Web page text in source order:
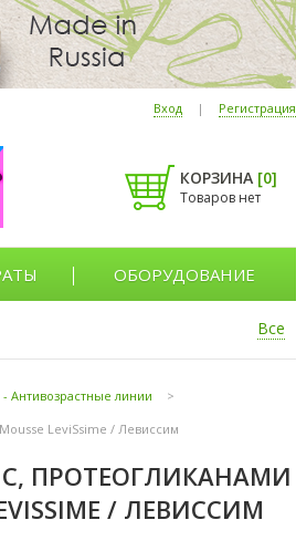
Вход | Регистрация
КОРЗИНА [0]
Товаров нет
ОБОРУДОВАНИЕ
Все
- Антивозрастные линии
>
LeviSsime / Левиссим
ПРОТЕОГЛИКАНАМИ
/ ЛЕВИССИМ